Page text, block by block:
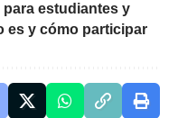
estudiantes y
es y cómo participar